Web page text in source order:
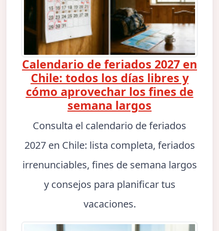
Calendario de feriados 2027 en
Chile: todos los días libres y
cómo aprovechar los fines de
semana largos
Consulta el calendario de feriados
2027 en Chile: lista completa, feriados
irrenunciables, fines de semana largos
y consejos para planificar tus
vacaciones.